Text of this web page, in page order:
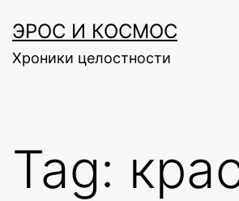
to
content
ЭРОС И КОСМОС
Хроники целостности
Tag: